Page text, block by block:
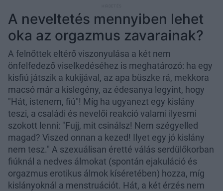
A neveltetés mennyiben lehet
oka az orgazmus zavarainak?
A felnőttek eltérő viszonyulása a két nem
önfelfedező viselkedéséhez is meghatározó: ha egy
kisfiú játszik a kukijával, az apa büszke rá, mekkora
macsó már a kislegény, az édesanya legyint, hogy
"Hát, istenem, fiú"! Míg ha ugyanezt egy kislány
teszi, a családi és nevelői reakció valami ilyesmi
szokott lenni: "Fujj, mit csinálsz! Nem szégyelled
magad? Viszed onnan a kezed! Ilyet egy jó kislány
nem tesz." A szexuálisan éretté válás serdülőkorban
fiúknál a nedves álmokat (spontán ejakuláció és
orgazmus erotikus álmok kíséretében) hozza, míg
kislányoknál a menstruációt. Hát, a két érzés nem